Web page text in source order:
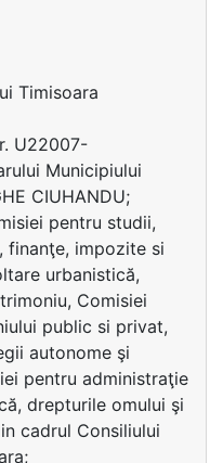
Timisoara
U22007-
Municipiului
CIUHANDU;
pentru studii,
finanţe, impozite si
urbanistică,
Comisiei
public si privat,
autonome şi
pentru administraţie
drepturile omului şi
cadrul Consiliului